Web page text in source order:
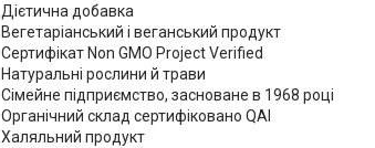
Дієтична добавка
Вегетаріанський і веганський продукт
Сертифікат Non GMO Project Verified
Натуральні рослини й трави
Сімейне підприємство, засноване в 1968 році
Органічний склад сертифіковано QAI
Халяльний продукт